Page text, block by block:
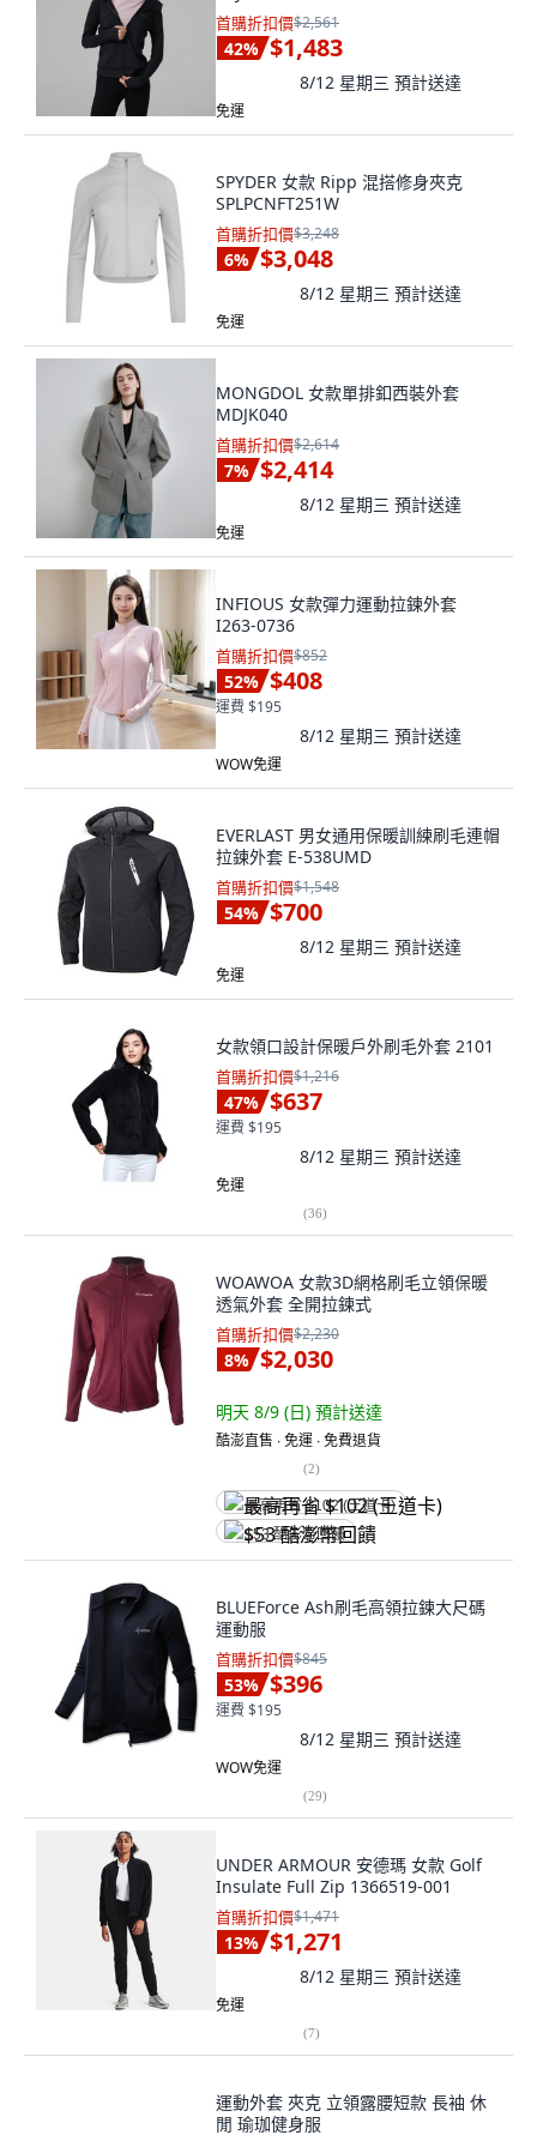
首購折扣價$2,561
42% $1,483
8/12 星期三 預計送達
免運
SPYDER 女款 Ripp 混搭修身夾克
SPLPCNFT251W
首購折扣價$3,248
6% $3,048
8/12 星期三 預計送達
免運
MONGDOL 女款單排釦西裝外套
MDJK040
首購折扣價$2,614
7% $2,414
8/12 星期三 預計送達
免運
INFIOUS 女款彈力運動拉鍊外套
I263-0736
首購折扣價$852
52% $408
運費 $195
8/12 星期三 預計送達
WOW免運
EVERLAST 男女通用保暖訓練刷毛連帽
拉鍊外套 E-538UMD
首購折扣價$1,548
54% $700
8/12 星期三 預計送達
免運
女款領口設計保暖戶外刷毛外套 2101
首購折扣價$1,216
47% $637
運費 $195
8/12 星期三 預計送達
免運
(36)
WOAWOA 女款3D網格刷毛立領保暖
透氣外套 全開拉鍊式
首購折扣價$2,230
8% $2,030
明天 8/9 (日) 預計送達
酷澎直售 ∙ 免運 ∙ 免費退貨
(2)
最高再省 $102 (王道卡)
$53 酷澎幣回饋
BLUEForce Ash刷毛高領拉鍊大尺碼
運動服
首購折扣價$845
53% $396
運費 $195
8/12 星期三 預計送達
WOW免運
(29)
UNDER ARMOUR 安德瑪 女款 Golf
Insulate Full Zip 1366519-001
首購折扣價$1,471
13% $1,271
8/12 星期三 預計送達
免運
(7)
運動外套 夾克 立領露腰短款 長袖 休
閒 瑜珈健身服